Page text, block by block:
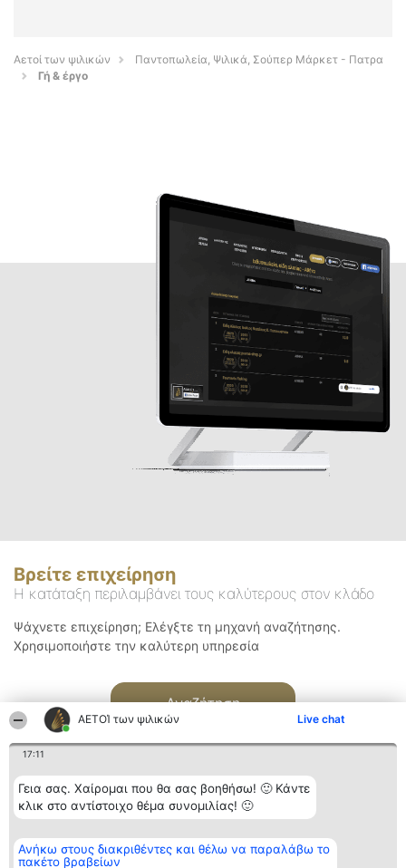
ΑΕΤΟΊ των ψιλικών Live chat
17:11
Γεια σας. Χαίρομαι που θα σας βοηθήσω! 🙂 Κάντε
κλικ στο αντίστοιχο θέμα συνομιλίας! 🙂
Ανήκω στους διακριθέντες και θέλω να παραλάβω το
πακέτο βραβείων
Αετοί των ψιλικών
Παντοπωλεία, Ψιλικά, Σούπερ Μάρκετ - Πατρα
Γή & έργο
Βρείτε επιχείρηση
Η κατάταξη περιλαμβάνει τους καλύτερους στον κλάδο
Ψάχνετε επιχείρηση; Ελέγξτε τη μηχανή αναζήτησης.
Χρησιμοποιήστε την καλύτερη υπηρεσία
Αναζήτηση
Διοργανωτής της
κατάταξης
BEAUTIFUL COMPANY
Κατάταξη
Διακριθέντες
Επικοινωνία
Επικοινωνία